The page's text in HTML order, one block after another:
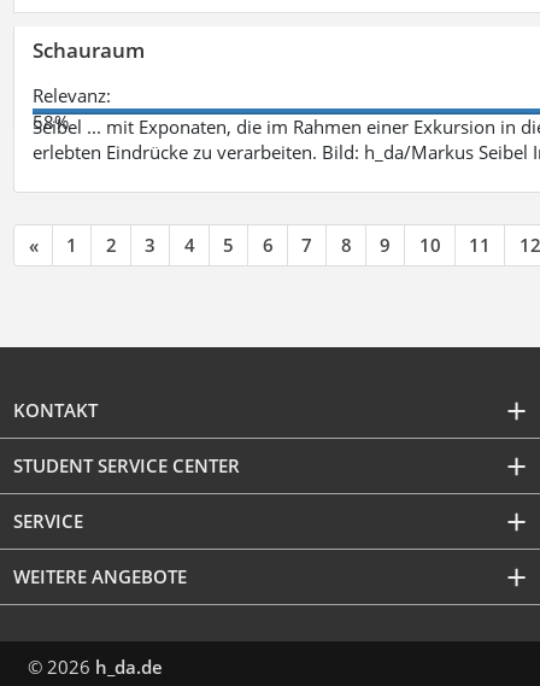
Schauraum
Relevanz:
58%
Seibel ... mit Exponaten, die im Rahmen einer Exkursion in
erlebten Eindrücke zu verarbeiten. Bild: h_da/Markus Seibel
« 1 2 3 4 5 6 7 8 9 10 11 12
KONTAKT
STUDENT SERVICE CENTER
SERVICE
WEITERE ANGEBOTE
© 2026 h_da.de